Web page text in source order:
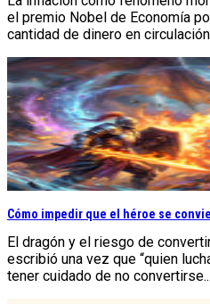
el premio Nobel de Economía
cantidad de dinero en
Cómo impedir que el héroe se
El dragón y el riesgo de
escribió una vez que “quien
tener cuidado de no convertirse...